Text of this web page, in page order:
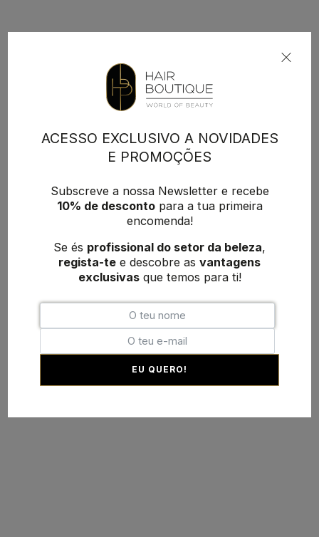
ACESSO EXCLUSIVO A NOVIDADES
E PROMOÇÕES
Subscreve a nossa Newsletter e recebe
10% de descontopara a tua primeira
encomenda!
Se és profissional do setor da beleza,
regista-te e descobre as vantagens
exclusivasque temos para ti!
EU QUERO!